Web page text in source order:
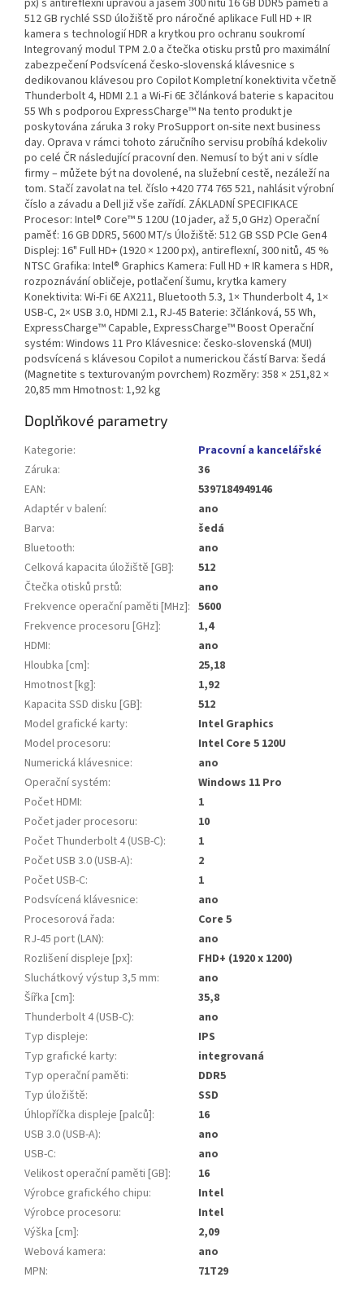
px) s antireflexní úpravou a jasem 300 nitů 16 GB DDR5 paměti a
512 GB rychlé SSD úložiště pro náročné aplikace Full HD + IR
kamera s technologií HDR a krytkou pro ochranu soukromí
Integrovaný modul TPM 2.0 a čtečka otisku prstů pro maximální
zabezpečení Podsvícená česko-slovenská klávesnice s
dedikovanou klávesou pro Copilot Kompletní konektivita včetně
Thunderbolt 4, HDMI 2.1 a Wi-Fi 6E 3článková baterie s kapacitou
55 Wh s podporou ExpressCharge™ Na tento produkt je
poskytována záruka 3 roky ProSupport on-site next business
day. Oprava v rámci tohoto záručního servisu probíhá kdekoliv
po celé ČR následující pracovní den. Nemusí to být ani v sídle
firmy – můžete být na dovolené, na služební cestě, nezáleží na
tom. Stačí zavolat na tel. číslo +420 774 765 521, nahlásit výrobní
číslo a závadu a Dell již vše zařídí. ZÁKLADNÍ SPECIFIKACE
Procesor: Intel® Core™ 5 120U (10 jader, až 5,0 GHz) Operační
paměť: 16 GB DDR5, 5600 MT/s Úložiště: 512 GB SSD PCIe Gen4
Displej: 16" Full HD+ (1920 × 1200 px), antireflexní, 300 nitů, 45 %
NTSC Grafika: Intel® Graphics Kamera: Full HD + IR kamera s HDR,
rozpoznávání obličeje, potlačení šumu, krytka kamery
Konektivita: Wi-Fi 6E AX211, Bluetooth 5.3, 1× Thunderbolt 4, 1×
USB-C, 2× USB 3.0, HDMI 2.1, RJ-45 Baterie: 3článková, 55 Wh,
ExpressCharge™ Capable, ExpressCharge™ Boost Operační
systém: Windows 11 Pro Klávesnice: česko-slovenská (MUI)
podsvícená s klávesou Copilot a numerickou částí Barva: šedá
(Magnetite s texturovaným povrchem) Rozměry: 358 × 251,82 ×
20,85 mm Hmotnost: 1,92 kg
Doplňkové parametry
Kategorie:
Pracovní a kancelářské
Záruka:
36
EAN:
5397184949146
Adaptér v balení:
ano
Barva:
šedá
Bluetooth:
ano
Celková kapacita úložiště [GB]:
512
Čtečka otisků prstů:
ano
Frekvence operační paměti [MHz]: 5600
Frekvence procesoru [GHz]:
1,4
HDMI:
ano
Hloubka [cm]:
25,18
Hmotnost [kg]:
1,92
Kapacita SSD disku [GB]:
512
Model grafické karty:
Intel Graphics
Model procesoru:
Intel Core 5 120U
Numerická klávesnice:
ano
Operační systém:
Windows 11 Pro
Počet HDMI:
1
Počet jader procesoru:
10
Počet Thunderbolt 4 (USB-C):
1
Počet USB 3.0 (USB-A):
2
Počet USB-C:
1
Podsvícená klávesnice:
ano
Procesorová řada:
Core 5
RJ-45 port (LAN):
ano
Rozlišení displeje [px]:
FHD+ (1920 x 1200)
Sluchátkový výstup 3,5 mm:
ano
Šířka [cm]:
35,8
Thunderbolt 4 (USB-C):
ano
Typ displeje:
IPS
Typ grafické karty:
integrovaná
Typ operační paměti:
DDR5
Typ úložiště:
SSD
Úhlopříčka displeje [palců]:
16
USB 3.0 (USB-A):
ano
USB-C:
ano
Velikost operační paměti [GB]:
16
Výrobce grafického chipu:
Intel
Výrobce procesoru:
Intel
Výška [cm]:
2,09
Webová kamera:
ano
MPN: 71T29